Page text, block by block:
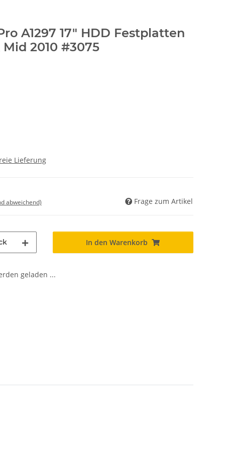
A1297 17" HDD Festplatten
Mid 2010 #3075
Lieferung
abweichend) Frage zum Artikel
In den Warenkorb
geladen ...